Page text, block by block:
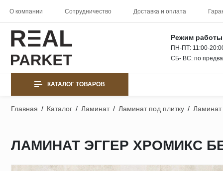
О компании Сотрудничество Доставка и оплата
Режим работы
ПН-ПТ: 11:00-
СБ- ВС: по
КАТАЛОГ ТОВАРОВ
Главная / Каталог / Ламинат / Ламинат под плитку / Ламинат
ЛАМИНАТ ЭГГЕР ХРОМИКС